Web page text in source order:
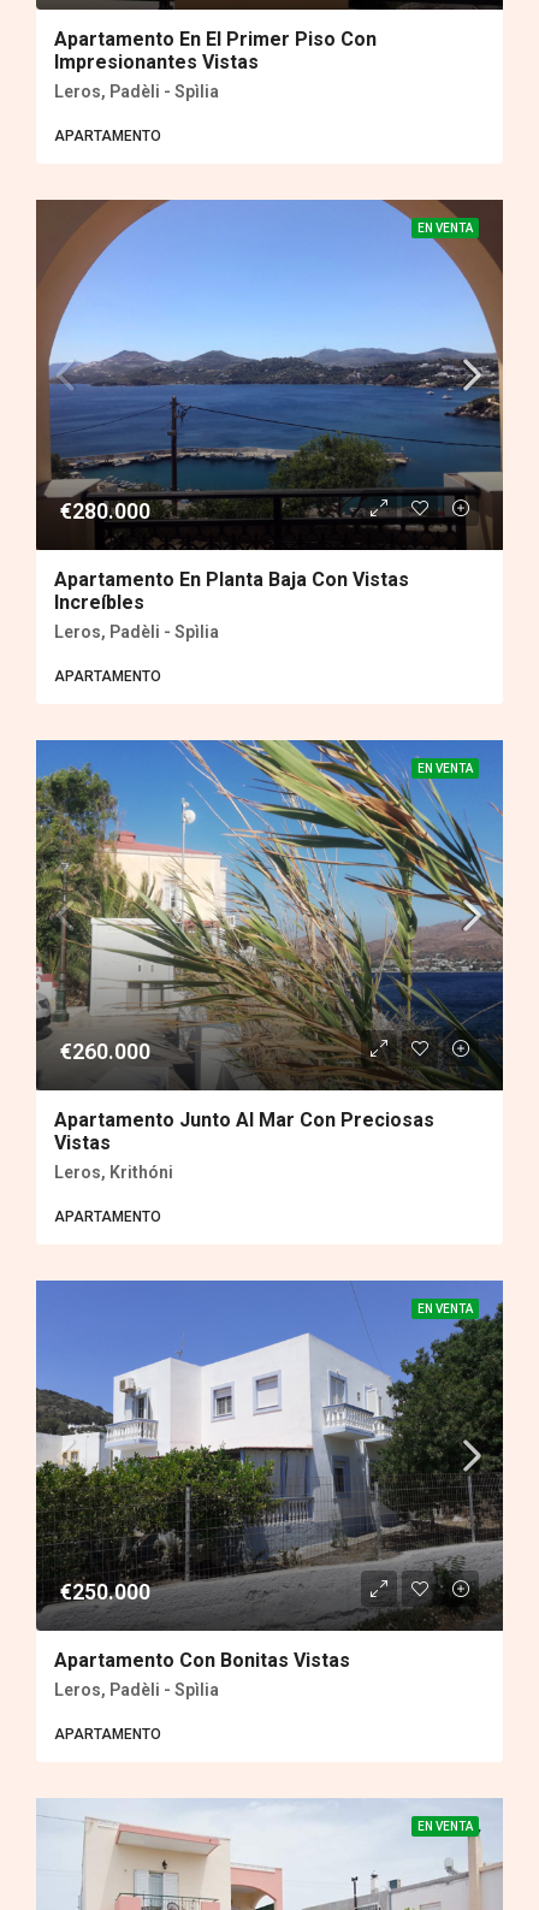
Apartamento En El Primer Piso Con
Impresionantes Vistas
Leros, Padèli - Spìlia
APARTAMENTO
EN VENTA
€280.000
Apartamento En Planta Baja Con Vistas
Increíbles
Leros, Padèli - Spìlia
APARTAMENTO
EN VENTA
€260.000
Apartamento Junto Al Mar Con Preciosas
Vistas
Leros, Krithóni
APARTAMENTO
EN VENTA
€250.000
Apartamento Con Bonitas Vistas
Leros, Padèli - Spìlia
APARTAMENTO
EN VENTA